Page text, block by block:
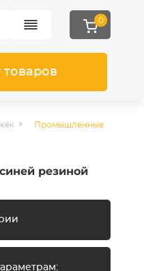
0
товаров
Промышленные
резиной